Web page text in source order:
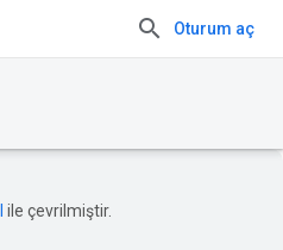
Oturum aç
ile çevrilmiştir.